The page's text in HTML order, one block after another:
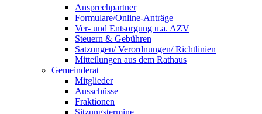
Ansprechpartner
Formulare/Online-Anträge
Ver- und Entsorgung u.a. AZV
Steuern & Gebühren
Satzungen/ Verordnungen/ Richtlinien
Mitteilungen aus dem Rathaus
Gemeinderat
Mitglieder
Ausschüsse
Fraktionen
Sitzungstermine